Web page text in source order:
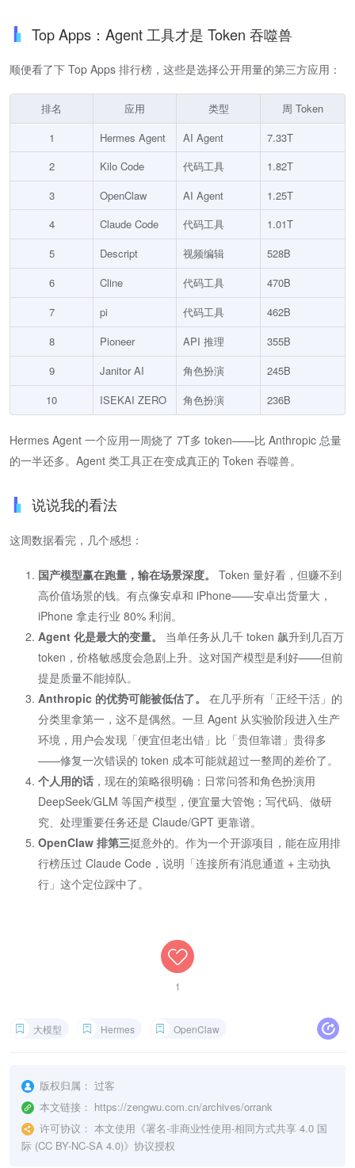
Top Apps：Agent 工具才是 Token 吞噬兽
顺便看了下 Top Apps 排行榜，这些是选择公开用量的第三方应用：
排名 应用 类型
周 Token
1
Hermes Agent AI Agent
7.33T
2
Kilo Code 代码工具
1.82T
3
OpenClaw AI Agent
1.25T
4
Claude Code 代码工具
1.01T
5
Descript 视频编辑
528B
6
Cline 代码工具
470B
7
pi 代码工具
462B
8
Pioneer API 推理
355B
9
Janitor AI 角色扮演
245B
10
ISEKAI ZERO 角色扮演 236B
Hermes Agent 一个应用一周烧了 7T多 token——比 Anthropic 总量
的一半还多。Agent 类工具正在变成真正的 Token 吞噬兽。
说说我的看法
这周数据看完，几个感想：
国产模型赢在跑量，输在场景深度。
Token 量好看，但赚不到
高价值场景的钱。有点像安卓和 iPhone——安卓出货量大，
iPhone 拿走行业 80% 利润。
Agent 化是最大的变量。
当单任务从几千 token 飙升到几百万
token，价格敏感度会急剧上升。这对国产模型是利好——但前
提是质量不能掉队。
Anthropic 的优势可能被低估了。
在几乎所有「正经干活」的
分类里拿第一，这不是偶然。一旦 Agent 从实验阶段进入生产
环境，用户会发现「便宜但老出错」比「贵但靠谱」贵得多
——修复一次错误的 token 成本可能就超过一整周的差价了。
个人用的话 ​，现在的策略很明确：日常问答和角色扮演用
DeepSeek/GLM 等国产模型，便宜量大管饱；写代码、做研
究、处理重要任务还是 Claude/GPT 更靠谱。
OpenClaw 排第三挺意外的。作为一个开源项目，能在应用排
行榜压过 Claude Code，说明「连接所有消息通道 + 主动执
行」这个定位踩中了。
1
大模型 Hermes OpenClaw
版权归属： 过客
本文链接： https://zengwu.com.cn/archives/orrank
许可协议： 本文使用《署名-非商业性使用-相同方式共享 4.0 国
际 (CC BY-NC-SA 4.0)》协议授权